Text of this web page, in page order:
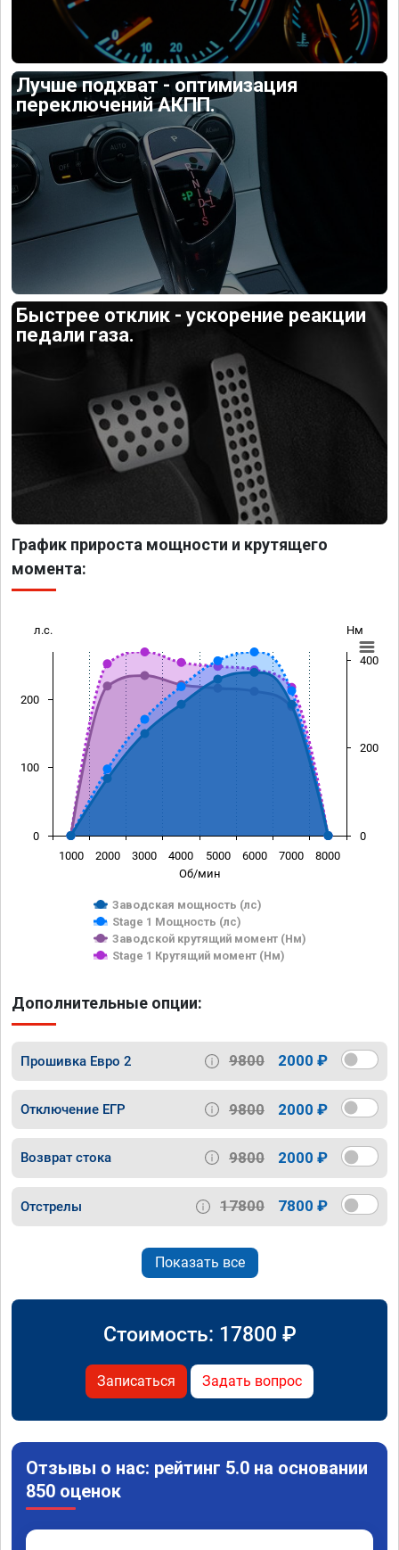
Лучше подхват - оптимизация
переключений АКПП.
Быстрее отклик - ускорение реакции
педали газа.
График прироста мощности и крутящего
момента:
Об/мин
л.с. Нм
Заводская мощность (лс)
Stage 1 Мощность (лс)
Заводской крутящий момент (Нм)
Stage 1 Крутящий момент (Нм)
1000 2000 3000 4000 5000 6000 7000 8000
0
100
200
0
200
400
Дополнительные опции:
Прошивка Евро 2 9800 2000 ₽
Отключение ЕГР 9800 2000 ₽
Возврат стока 9800 2000 ₽
Отстрелы 17800 7800 ₽
Показать все
Стоимость: 17800 ₽
Записаться Задать вопрос
Отзывы о нас: рейтинг 5.0 на основании
850 оценок